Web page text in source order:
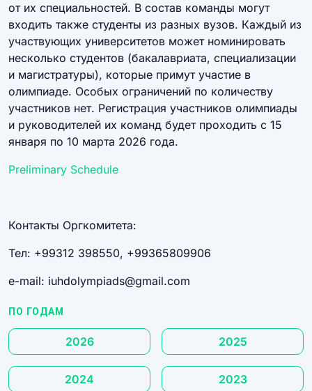
от их специальностей. В состав команды могут
входить также студенты из разных вузов. Каждый из
участвующих университетов может номинировать
несколько студентов (бакалавриата, специализации
и магистратуры), которые примут участие в
олимпиаде. Особых ограничений по количеству
участников нет. Регистрация участников олимпиады
и руководителей их команд будет проходить с 15
января по 10 марта 2026 года.
Preliminary Schedule
Контакты Оргкомитета:
Тел: +99312 398550, +99365809906
e-mail: iuhdolympiads@gmail.com
ПО ГОДАМ
2026 2025
2024 2023